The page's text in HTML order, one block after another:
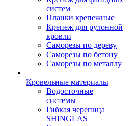
систем
Планки крепежные
Крепеж для рулонной
кровли
Саморезы по дереву
Саморезы по бетону
Саморезы по металлу
Кровельные материалы
Водосточные
системы
Гибкая черепица
SHINGLAS